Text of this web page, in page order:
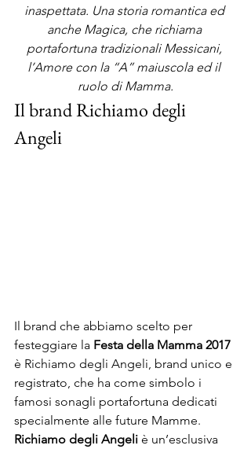
inaspettata. Una storia romantica ed
anche Magica, che richiama
portafortuna tradizionali Messicani,
l’Amore con la “A” maiuscola ed il
ruolo di Mamma.
Il brand Richiamo degli
Angeli
Il brand che abbiamo scelto per
festeggiare la Festa della Mamma 2017
è Richiamo degli Angeli, brand unico e
registrato, che ha come simbolo i
famosi sonagli portafortuna dedicati
specialmente alle future Mamme.
Richiamo degli Angeli è un’esclusiva